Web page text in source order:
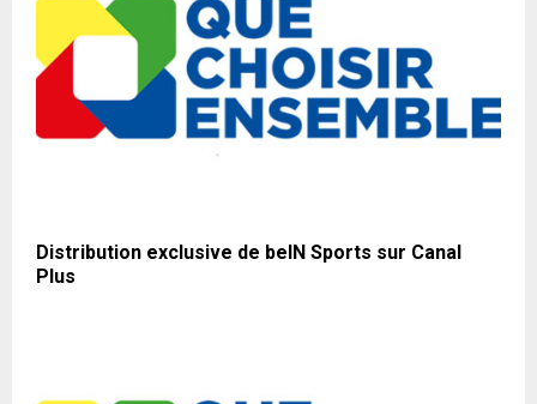
Distribution exclusive de beIN Sports sur Canal
Plus